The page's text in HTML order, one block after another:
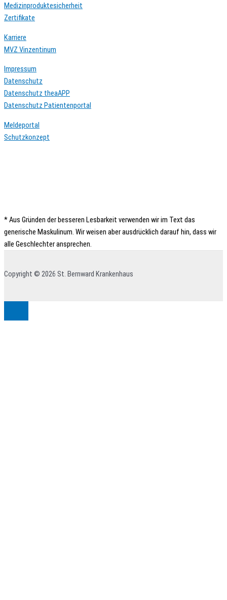
Medizinproduktesicherheit
Zertifikate
Karriere
MVZ Vinzentinum
Impressum
Datenschutz
Datenschutz theaAPP
Datenschutz Patientenportal
Meldeportal
Schutzkonzept
* Aus Gründen der besseren Lesbarkeit verwenden wir im Text das
generische Maskulinum. Wir weisen aber ausdrücklich darauf hin, dass wir
alle Geschlechter ansprechen.
Copyright © 2026 St. Bernward Krankenhaus